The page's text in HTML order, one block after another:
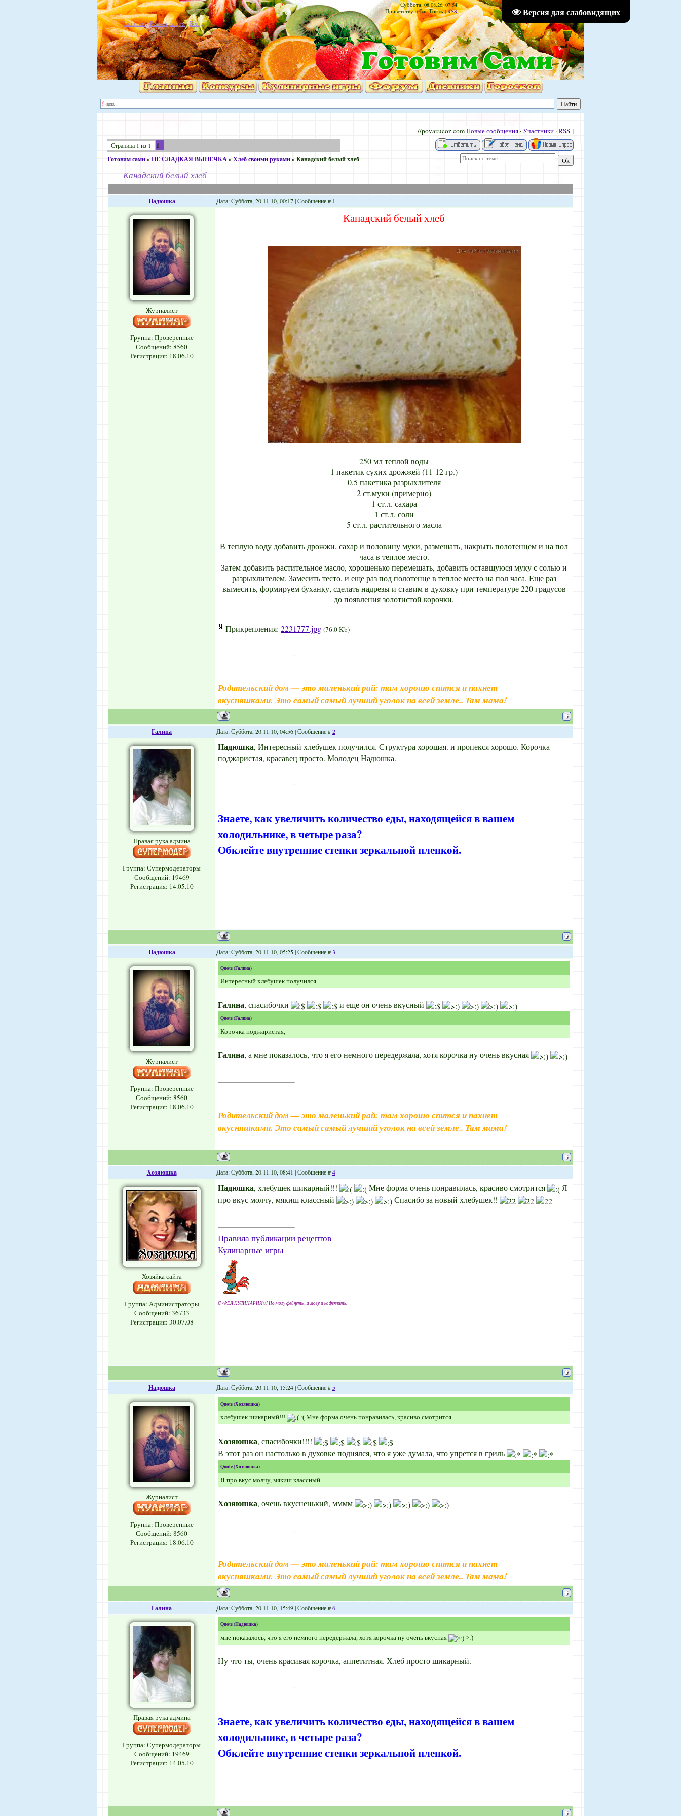
Версия для слабовидящих
Суббота, 08.08.26, 07:54
Приветствую Вас Гость|RSS
Главная|Регистрация|Вход
//povar.ucoz.comНовые сообщения ·Участники ·RSS]
Страница 1 из 1 1
Готовим сами»НЕ СЛАДКАЯ ВЫПЕЧКА»Хлеб своими руками»Канадский белый хлеб
Канадский белый хлеб
Надюшка Дата: Суббота, 20.11.10, 00:17 | Сообщение # 1
Журналист
Группа: Проверенные
Сообщений: 8560
Регистрация: 18.06.10
Канадский белый хлеб
250 мл теплой воды
1 пакетик сухих дрожжей (11-12 гр.)
0,5 пакетика разрыхлителя
2 ст.муки (примерно)
1 ст.л. сахара
1 ст.л. соли
5 ст.л. растительного масла
В теплую воду добавить дрожжи, сахар и половину муки, размешать, накрыть полотенцем и на пол
часа в теплое место.
Затем добавить растительное масло, хорошенько перемешать, добавить оставшуюся муку с солью и
разрыхлителем. Замесить тесто, и еще раз под полотенце в теплое место на пол часа. Еще раз
вымесить, формируем буханку, сделать надрезы и ставим в духовку при температуре 220 градусов
до появления золотистой корочки.
Прикрепления: 2231777.jpg (76.0 Kb)
Родительский дом — это маленький рай: там хорошо спится и пахнет
вкусняшками. Это самый самый лучший уголок на всей земле.. Там мама!
Галина Дата: Суббота, 20.11.10, 04:56 | Сообщение #2
Правая рука админа
Группа: Супермодераторы
Сообщений: 19469
Регистрация: 14.05.10
Надюшка, Интересный хлебушек получился. Структура хорошая. и пропекся хорошо. Корочка
поджаристая, красавец просто. Молодец Надюшка.
Знаете, как увеличить количество еды, находящейся в вашем
холодильнике, в четыре раза?
Обклейте внутренние стенки зеркальной пленкой.
Надюшка Дата: Суббота, 20.11.10, 05:25 | Сообщение #3
Журналист
Группа: Проверенные
Сообщений: 8560
Регистрация: 18.06.10
Quote(Галина)
Интересный хлебушек получился.
Галина, спасибочки и еще он очень вкусный
Quote(Галина)
Корочка поджаристая,
Галина, а мне показалось, что я его немного передержала, хотя корочка ну очень вкусная
Родительский дом — это маленький рай: там хорошо спится и пахнет
вкусняшками. Это самый самый лучший уголок на всей земле.. Там мама!
Хозяюшка Дата: Суббота, 20.11.10, 08:41 | Сообщение #4
Хозяйка сайта
Группа: Администраторы
Сообщений: 36733
Регистрация: 30.07.08
Надюшка, хлебушек шикарный!!! Мне форма очень понравилась, красиво смотрится
Я
про вкус молчу, мякиш классный
Спасибо за новый хлебушек!!
Правила публикации рецептов
Кулинарные игры
Я -ФЕЯ КУЛИНАРИИ!!! Но могу фейнуть...а могу и нафеячить.
Надюшка Дата: Суббота, 20.11.10, 15:24 | Сообщение # 5
Журналист
Группа: Проверенные
Сообщений: 8560
Регистрация: 18.06.10
Quote(Хозяюшка)
хлебушек шикарный!!! :( Мне форма очень понравилась, красиво смотрится
Хозяюшка, спасибочки!!!!
В этот раз он настолько в духовке поднялся, что я уже думала, что упрется в гриль
Quote(Хозяюшка)
Я про вкус молчу, мякиш классный
Хозяюшка, очень вкусненький, мммм
Родительский дом — это маленький рай: там хорошо спится и пахнет
вкусняшками. Это самый самый лучший уголок на всей земле.. Там мама!
Галина Дата: Суббота, 20.11.10, 15:49 | Сообщение #6
Правая рука админа
Группа: Супермодераторы
Сообщений: 19469
Регистрация: 14.05.10
Quote(Надюшка)
мне показалось, что я его немного передержала, хотя корочка ну очень вкусная >:)
Ну что ты, очень красивая корочка, аппетитная. Хлеб просто шикарный.
Знаете, как увеличить количество еды, находящейся в вашем
холодильнике, в четыре раза?
Обклейте внутренние стенки зеркальной пленкой.